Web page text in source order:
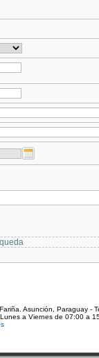
Asunción, Paraguay -
a Viernes de 07:00 a